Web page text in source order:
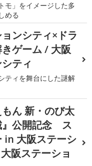
モ」をイメージした多
める
ンシティ×ドラ
ゲーム / 大阪
ティ
ティを舞台にした謎解
もん 新・のび太
』公開記念 ス
in 大阪ステーシ
阪ステーショ